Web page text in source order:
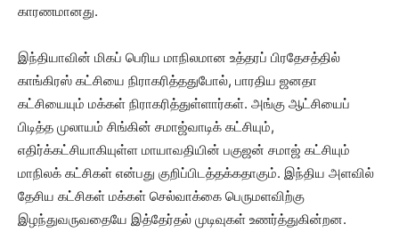
காரணமானது.
இந்தியாவின் மிகப் பெரிய மாநிலமான உத்தரப் பிரதேசத்தில்
காங்கிரஸ் கட்சியை நிராகரித்ததுபோல், பாரதிய ஜனதா
கட்சியையும் மக்கள் நிராகரித்துள்ளார்கள். அங்கு ஆட்சியைப்
பிடித்த முலாயம் சிங்கின் சமாஜ்வாடிக் கட்சியும்,
எதிர்க்கட்சியாகியுள்ள மாயாவதியின் பகுஜன் சமாஜ் கட்சியும்
மாநிலக் கட்சிகள் என்பது குறிப்பிடத்தக்கதாகும். இந்திய அளவில்
தேசிய கட்சிகள் மக்கள் செல்வாக்கை பெருமளவிற்கு
இழந்துவருவதையே இத்தேர்தல் முடிவுகள் உணர்த்துகின்றன.